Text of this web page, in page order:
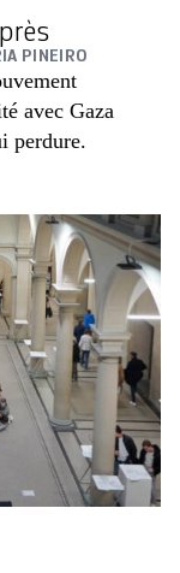
PINEIRO
avec Gaza
perdure.